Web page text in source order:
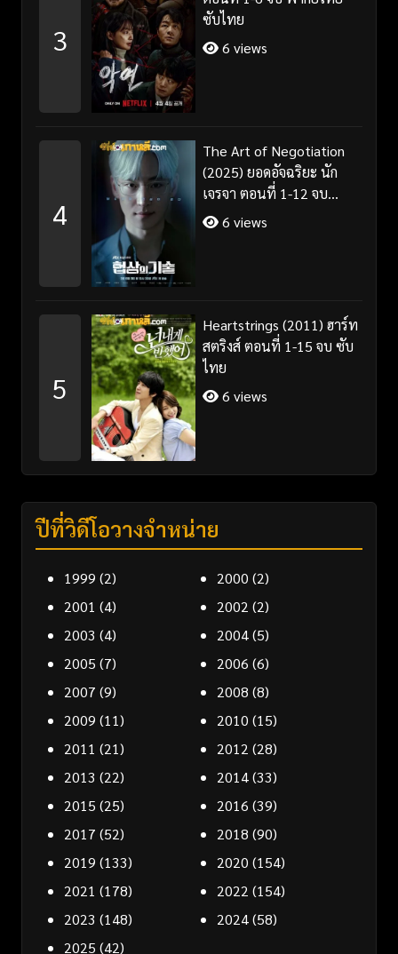
3
ซับไทย
6 views
4
The Art of Negotiation
(2025) ยอดอัจฉริยะ นัก
เจรจา ตอนที่ 1-12 จบ
พากย์ไทย/ซับไทย
6 views
5
Heartstrings (2011) ฮาร์ท
สตริงส์ ตอนที่ 1-15 จบ ซับ
ไทย
6 views
ปีที่วิดีโอวางจำหน่าย
1999 (2) 2000 (2)
2001 (4) 2002 (2)
2003 (4) 2004(5)
2005 (7) 2006 (6)
2007 (9) 2008 (8)
2009 (11) 2010 (15)
2011 (21) 2012 (28)
2013 (22) 2014(33)
2015 (25) 2016 (39)
2017 (52) 2018 (90)
2019 (133) 2020 (154)
2021 (178) 2022 (154)
2023 (148) 2024(58)
2025 (42)